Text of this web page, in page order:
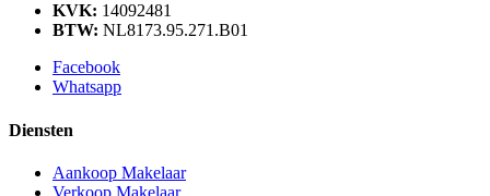
KVK: 14092481
BTW: NL8173.95.271.B01
Facebook
Whatsapp
Diensten
Aankoop Makelaar
Verkoop Makelaar